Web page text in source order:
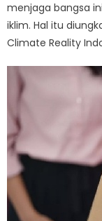
menjaga bangsa
iklim. Hal itu
Climate Reality